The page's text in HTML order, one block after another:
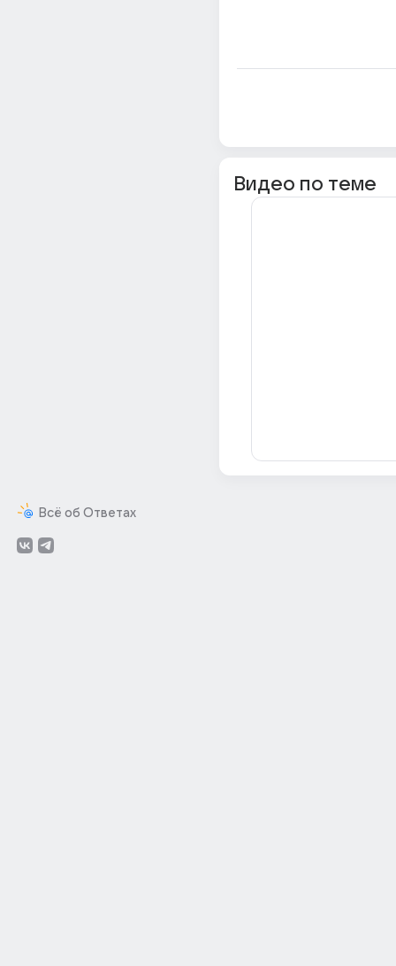
Всё об Ответах
Видео по теме